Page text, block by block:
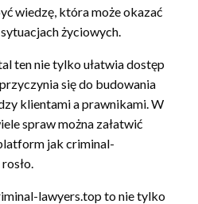
wiedzę, która może okazać
życiowych.
ten nie tylko ułatwia dostęp
się do budowania
klientami a prawnikami. W
spraw można załatwić
jak criminal-
lawyers.top to nie tylko